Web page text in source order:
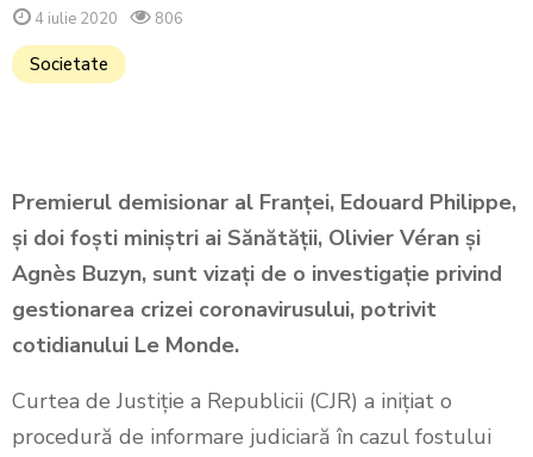
4 iulie 2020 806
Societate
Premierul demisionar al Franţei, Edouard Philippe,
şi doi foşti miniştri ai Sănătăţii, Olivier Véran şi
Agnès Buzyn, sunt vizaţi de o investigaţie privind
gestionarea crizei coronavirusului, potrivit
cotidianului Le Monde.
Curtea de Justiţie a Republicii (CJR) a iniţiat o
procedură de informare judiciară în cazul fostului